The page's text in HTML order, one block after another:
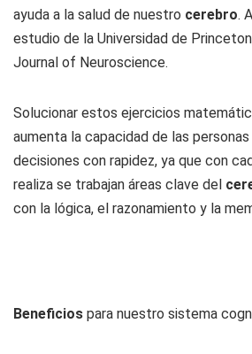
ayuda a la salud de nuestro cerebro.
estudio de la Universidad de
Journal of Neuroscience.
Solucionar estos ejercicios
aumenta la capacidad de las
decisiones con rapidez, ya que con
realiza se trabajan áreas clave del
con la lógica, el razonamiento y la
Beneficios para nuestro sistema